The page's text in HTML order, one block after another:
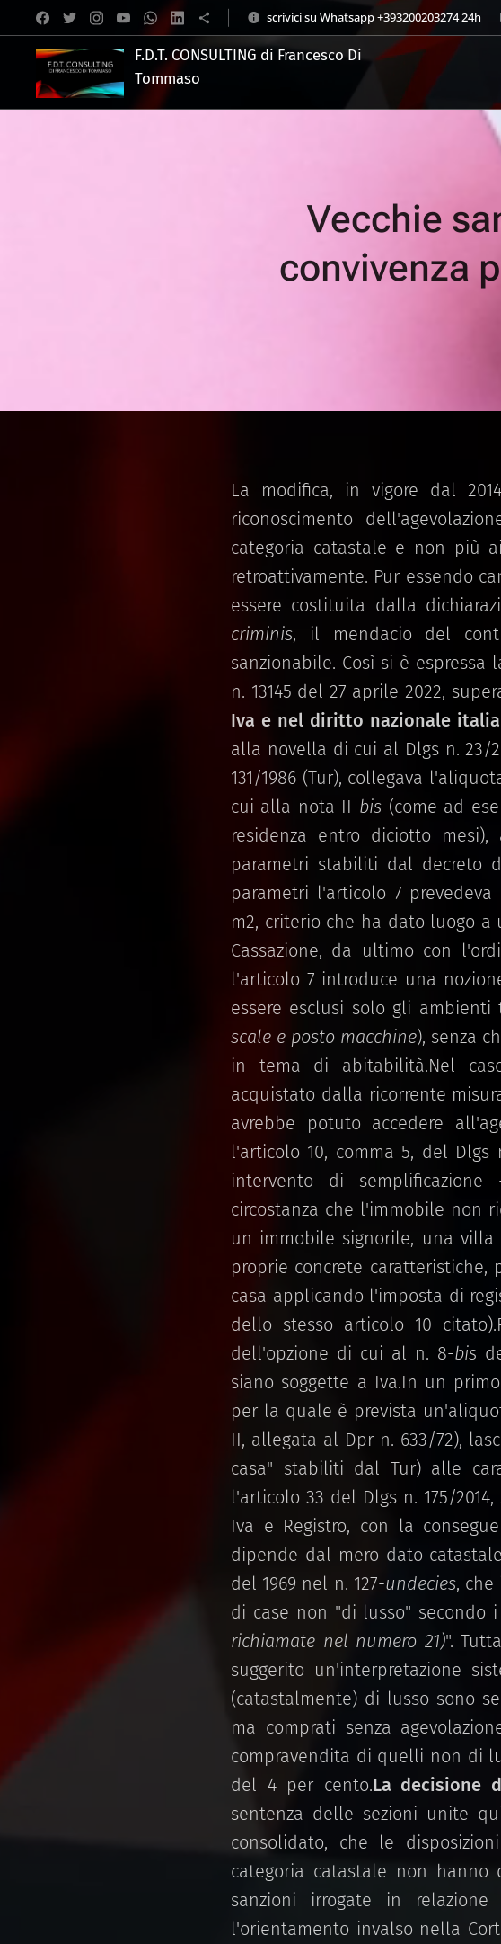
scrivici su Whatsapp +393200203274 24h
F.D.T. CONSULTING di Francesco Di
Tommaso
.
Vecchie
convivenza
La modifica, in vigore dal
riconoscimento
categoria catastale e non più
retroattivamente. Pur essendo
essere costituita dalla
criminis, il mendacio del
sanzionabile. Così si è
n. 13145 del 27 aprile 2022,
Iva e nel diritto nazionale
alla novella di cui al Dlgs n. 23/
131/1986 (Tur), collegava
cui alla nota II-bis (come ad
residenza entro diciotto
parametri stabiliti dal decreto
parametri l'articolo 7
m2, criterio che ha dato luogo
Cassazione, da ultimo con
l'articolo 7 introduce una
essere esclusi solo gli ambienti
scale e posto macchine), senza
in tema di abitabilità.Nel
acquistato dalla ricorrente
avrebbe potuto accedere
l'articolo 10, comma 5, del
intervento di
circostanza che l'immobile non
un immobile signorile, una
proprie concrete
casa applicando l'imposta di
dello stesso articolo 10
dell'opzione di cui al n. 8-bis
siano soggette a Iva.In un
per la quale è prevista
II, allegata al Dpr n. 633/72),
casa" stabiliti dal Tur) alle
l'articolo 33 del Dlgs n. 175/
Iva e Registro, con la
dipende dal mero dato
del 1969 nel n. 127-undecies, che
di case non "di lusso" secondo
richiamate nel numero 21)".
suggerito un'interpretazione
(catastalmente) di lusso sono
ma comprati senza
compravendita di quelli non di
del 4 per cento.La decisione
sentenza delle sezioni unite
consolidato, che le
categoria catastale non
sanzioni irrogate in
l'orientamento invalso nella